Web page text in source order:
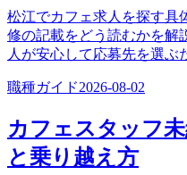
松江でカフェ求人を探す具
修の記載をどう読むかを解
人が安心して応募先を選ぶ
職種ガイド2026-08-02
カフェスタッフ
と乗り越え方